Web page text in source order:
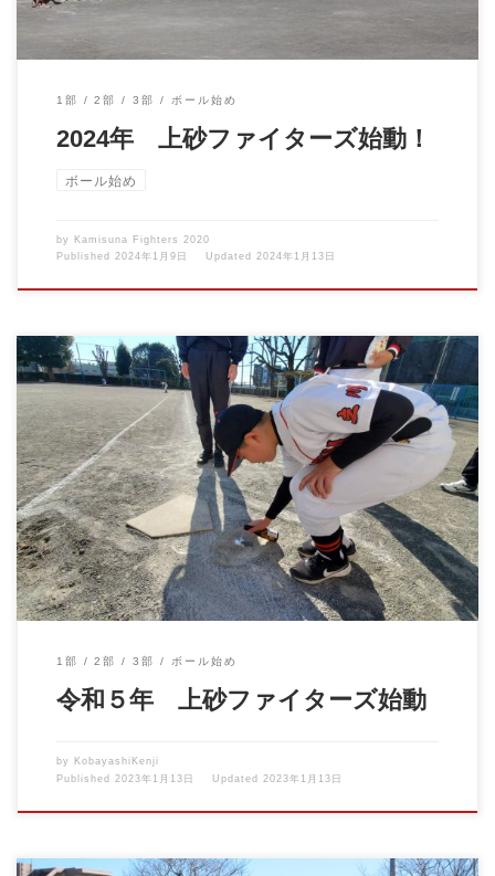
1部 2部 3部 ボール始め
2024年 上砂ファイターズ始動！
ボール始め
by Kamisuna Fighters 2020
Published 2024年1月9日 Updated 2024年1月13日
令和５年１月7日 ボール初め 新たな年を迎え、上砂ファイター
ズの活動もスタートし […]
1部 2部 3部 ボール始め
令和５年 上砂ファイターズ始動
by KobayashiKenji
Published
2023年1月13日 Updated 2023年1月13日